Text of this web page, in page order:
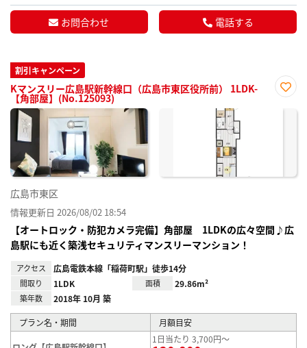
お問合わせ 電話する
割引キャンペーン
Kマンスリー広島駅新幹線口（広島市東区役所前） 1LDK-
【角部屋】(No.125093)
に入
広島市東区
情報更新日 2026/08/02 18:54
【オートロック・防犯カメラ完備】角部屋 1LDKの広々空間♪広
島駅にも近く築浅セキュリティマンスリーマンション！
アクセス 広島電鉄本線「稲荷町駅」徒歩14分
間取り 1LDK 面積 29.86m²
築年数 2018年 10月 築
プラン名・期間 月額目安
1日当たり 3,700円～